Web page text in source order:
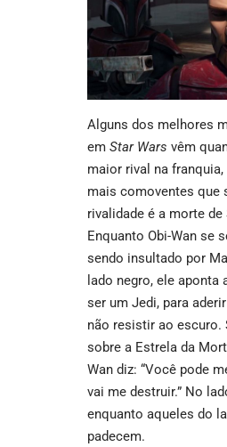
Alguns dos melhores
em Star Wars vêm
maior rival na
mais comoventes que
rivalidade é a morte de
Enquanto Obi-Wan se
sendo insultado por
lado negro, ele
ser um Jedi, para
não resistir ao escuro.
sobre a Estrela da
Wan diz: “Você pode
vai me destruir.” No
enquanto aqueles do
padecem.